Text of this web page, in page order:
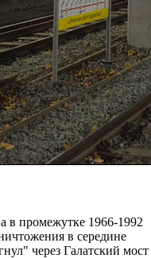
в промежутке 1966-1992
в середине
через Галатский мост